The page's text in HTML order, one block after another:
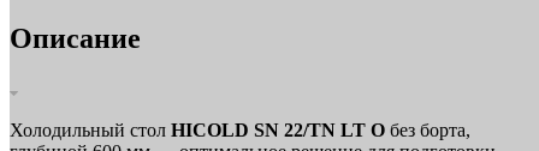
Описание
Холодильный стол HICOLD SN 22/TN LT O без борта,